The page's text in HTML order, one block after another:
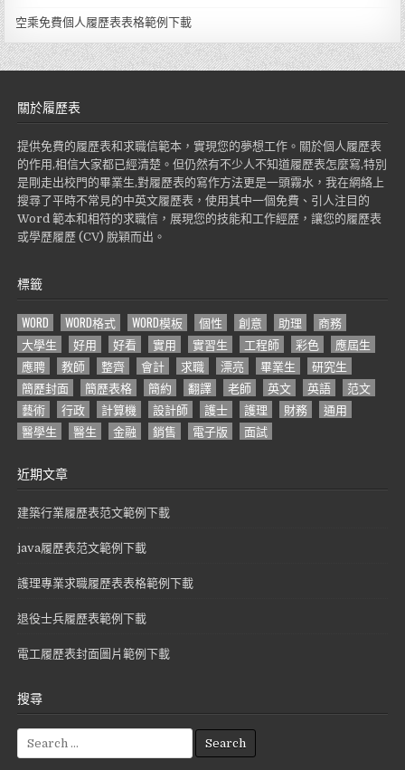
空乘免費個人履歷表表格範例下載
關於履歷表
提供免費的履歷表和求職信範本，實現您的夢想工作。關於個人履歷表
的作用,相信大家都已經清楚。但仍然有不少人不知道履歷表怎麼寫,特別
是剛走出校門的畢業生,對履歷表的寫作方法更是一頭霧水，我在網絡上
搜尋了平時不常見的中英文履歷表，使用其中一個免費、引人注目的
Word 範本和相符的求職信，展現您的技能和工作經歷，讓您的履歷表
或學歷履歷 (CV) 脫穎而出。
標籤
WORD WORD格式 WORD模板 個性 創意 助理
商務
大學生
好用 好看 實用 實習生 工程師 彩色
應屆生
應聘
教師 整齊 會計 求職 漂亮 畢業生
研究生
簡歷封面
簡歷表格 簡約 翻譯 老師 英文 英語
范文
藝術
行政 計算機 設計師 護士 護理 財務
通用
醫學生
醫生 金融 銷售 電子版 面試
近期文章
建築行業履歷表范文範例下載
java履歷表范文範例下載
護理專業求職履歷表表格範例下載
退役士兵履歷表範例下載
電工履歷表封面圖片範例下載
搜尋
e